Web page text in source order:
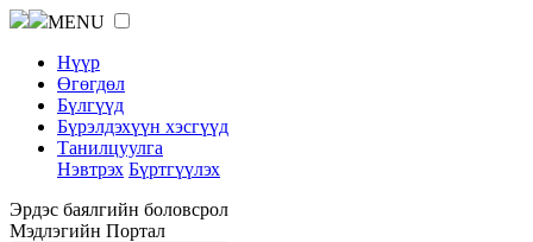
MENU
Нүүр
Өгөгдөл
Бүлгүүд
Бүрэлдэхүүн хэсгүүд
Танилцуулга
Нэвтрэх Бүртгүүлэх
Эрдэс баялгийн боловсрол
Мэдлэгийн Портал